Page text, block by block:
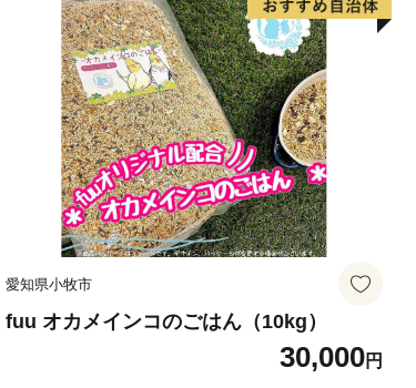
愛知県小牧市
fuu オカメインコのごはん（10kg）
30,000円